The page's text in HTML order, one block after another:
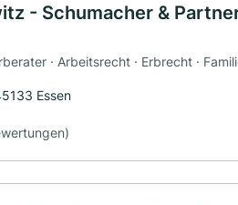
- Schumacher &
· Arbeitsrecht · Erbrecht ·
Essen